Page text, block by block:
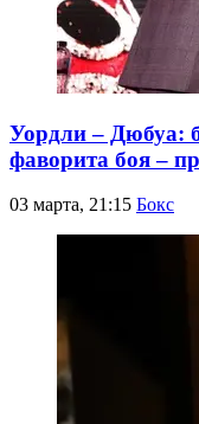
Уордли – Дюбуа:
фаворита боя –
03 марта, 21:15 Бокс